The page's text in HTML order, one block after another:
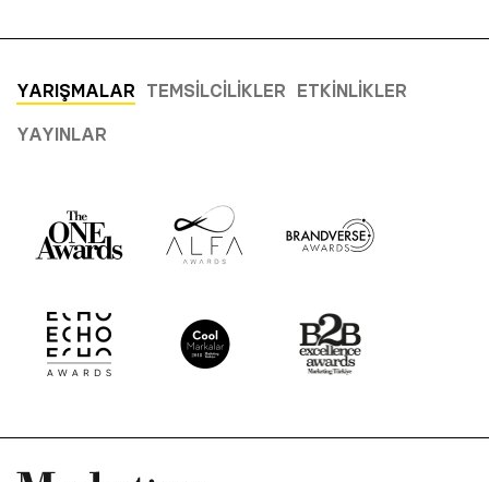
YARIŞMALAR TEMSILCILIKLER ETKINLIKLER
YAYINLAR